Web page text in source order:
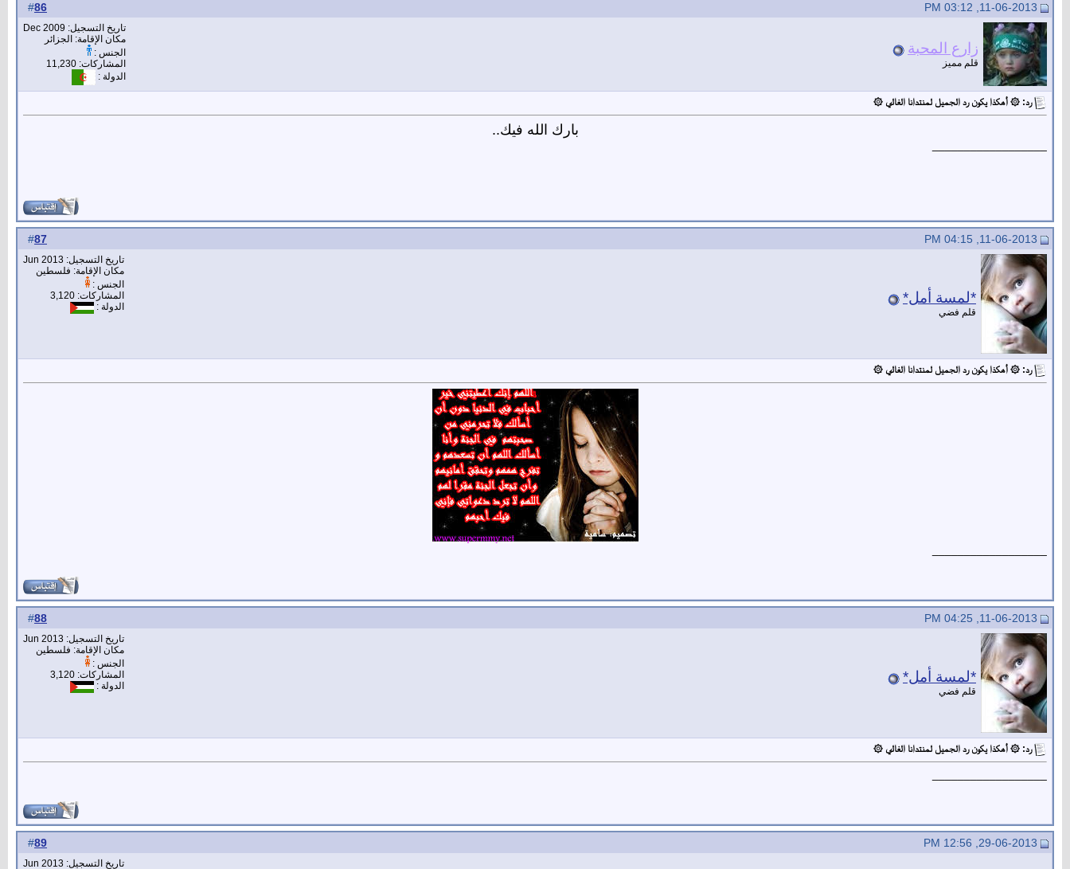
86
زارع المحبة
قلم مميز
تاريخ التسجيل: Dec 2009
مكان الإقامة: الجزائر
الجنس :
المشاركات: 11,230
الدولة :
رد: ۞ أهكذا يكون رد الجميل لمنتدانا الغالي ۞
بارك الله فيك..
87
*لمسة أمل*
قلم فضي
تاريخ التسجيل: Jun 2013
مكان الإقامة: فلسطين
الجنس :
المشاركات: 3,120
الدولة :
رد: ۞ أهكذا يكون رد الجميل لمنتدانا الغالي ۞
88
*لمسة أمل*
قلم فضي
تاريخ التسجيل: Jun 2013
مكان الإقامة: فلسطين
الجنس :
المشاركات: 3,120
الدولة :
رد: ۞ أهكذا يكون رد الجميل لمنتدانا الغالي ۞
89
تاريخ التسجيل: Jun 2013